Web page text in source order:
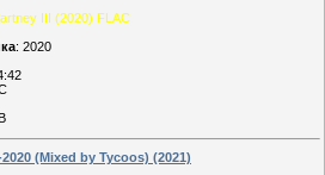
III (2020) FLAC
: 2020
(Mixed by Tycoos) (2021)